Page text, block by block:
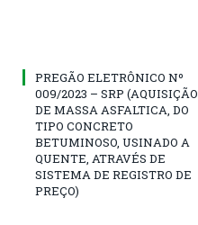
PREGÃO ELETRÔNICO Nº
009/2023 – SRP (AQUISIÇÃO
DE MASSA ASFALTICA, DO
TIPO CONCRETO
BETUMINOSO, USINADO A
QUENTE, ATRAVÉS DE
SISTEMA DE REGISTRO DE
PREÇO)